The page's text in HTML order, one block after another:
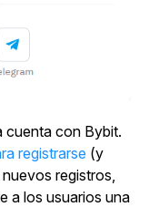
cuenta con Bybit.
registrarse (y
registros,
a los usuarios una